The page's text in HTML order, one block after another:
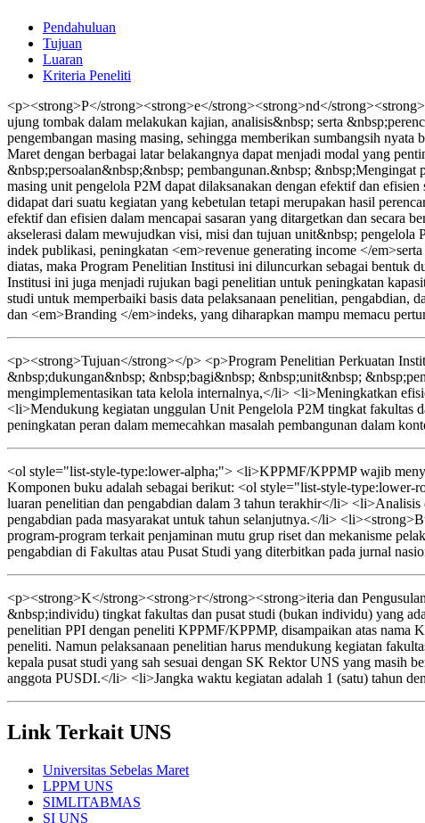
Pendahuluan
Tujuan
Luaran
Kriteria Peneliti
<p><strong>P</strong><strong>e</strong><strong>nd</
ujung tombak dalam melakukan kajian, analisis&nbsp; serta
pengembangan masing masing, sehingga memberikan sumbangsih
Maret dengan berbagai latar belakangnya dapat menjadi modal yang
&nbsp;persoalan&nbsp;&nbsp; pembangunan.&nbsp; &nbsp;Mengingat
masing unit pengelola P2M dapat dilaksanakan dengan efektif dan
didapat dari suatu kegiatan yang kebetulan tetapi merupakan hasil
efektif dan efisien dalam mencapai sasaran yang ditargetkan dan secara
akselerasi dalam mewujudkan visi, misi dan tujuan unit&nbsp;
indek publikasi, peningkatan <em>revenue generating income </
diatas, maka Program Penelitian Institusi ini diluncurkan sebagai
Institusi ini juga menjadi rujukan bagi penelitian untuk peningkatan
studi untuk memperbaiki basis data pelaksanaan penelitian, pengabdian,
dan <em>Branding </em>indeks, yang diharapkan mampu memacu
<p><strong>Tujuan</strong></p> <p>Program Penelitian Perkuatan
&nbsp;dukungan&nbsp; &nbsp;bagi&nbsp; &nbsp;unit&nbsp;
mengimplementasikan tata kelola internalnya,</li> <li>Meningkatkan
<li>Mendukung kegiatan unggulan Unit Pengelola P2M tingkat fakultas
peningkatan peran dalam memecahkan masalah pembangunan dalam
<ol style="list-style-type:lower-alpha;"> <li>KPPMF/KPPMP wajib
Komponen buku adalah sebagai berikut: <ol style="list-style-
luaran penelitian dan pengabdian dalam 3 tahun terakhir</li>
pengabdian pada masyarakat untuk tahun selanjutnya.</li>
program-program terkait penjaminan mutu grup riset dan mekanisme
pengabdian di Fakultas atau Pusat Studi yang diterbitkan pada jurnal
<p><strong>K</strong><strong>r</strong><strong>iteria dan
&nbsp;individu) tingkat fakultas dan pusat studi (bukan individu) yang
penelitian PPI dengan peneliti KPPMF/KPPMP, disampaikan atas nama
peneliti. Namun pelaksanaan penelitian harus mendukung kegiatan
kepala pusat studi yang sah sesuai dengan SK Rektor UNS yang masih
anggota PUSDI.</li> <li>Jangka waktu kegiatan adalah 1 (satu) tahun
Link Terkait UNS
Universitas Sebelas Maret
LPPM UNS
SIMLITABMAS
SI UNS